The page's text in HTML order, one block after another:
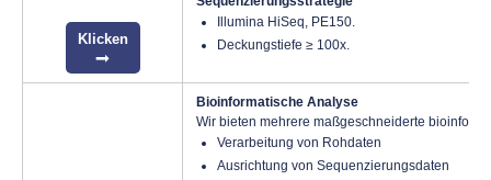
Klicken
Illumina HiSeq, PE150.
Deckungstiefe ≥ 100x.
Bioinformatische Analyse
Wir bieten mehrere maßgeschneiderte
Verarbeitung von Rohdaten
Ausrichtung von Sequenzierungsdaten